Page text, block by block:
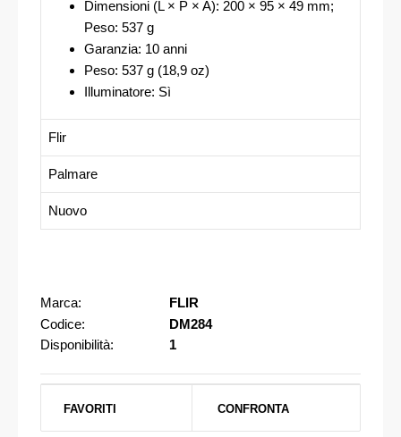
Dimensioni (L × P × A): 200 × 95 × 49 mm;
Peso: 537 g
Garanzia: 10 anni
Peso: 537 g (18,9 oz)
Illuminatore: Sì
Flir
Palmare
Nuovo
Marca:
FLIR
Codice:
DM284
Disponibilità:
1
FAVORITI CONFRONTA